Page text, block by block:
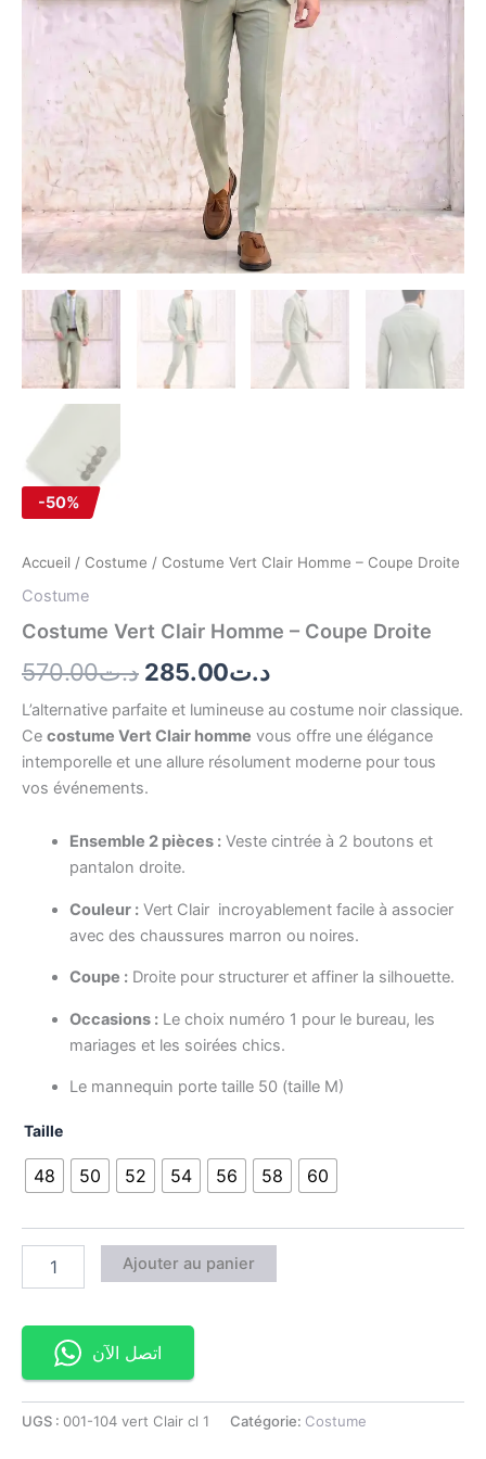
-50%
Accueil / Costume / Costume Vert Clair Homme – Coupe Droite
Costume
Costume Vert Clair Homme – Coupe Droite
د.ت570.00 د.ت285.00
L’alternative parfaite et lumineuse au costume noir classique.
Ce costume Vert Clair homme vous offre une élégance
intemporelle et une allure résolument moderne pour tous
vos événements.
Ensemble 2 pièces :Veste cintrée à 2 boutons et
pantalon droite.
Couleur :Vert Clair incroyablement facile à associer
avec des chaussures marron ou noires.
Coupe :Droite pour structurer et affiner la silhouette.
Occasions :Le choix numéro 1 pour le bureau, les
mariages et les soirées chics.
Le mannequin porte taille 50 (taille M)
Taille
48 50 52 54 56 58 60
Ajouter au panier
اتصل الآن
UGS : 001-104 vert Clair cl 1 Catégorie: Costume